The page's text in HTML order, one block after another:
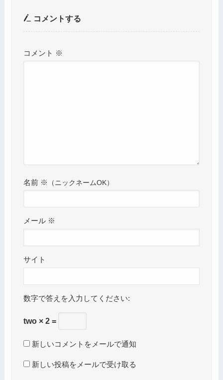
コメントする
コメント ※
名前 ※
メール ※
サイト
数字で答えを入力してください:
two × 2 =
新しいコメントをメールで通知
新しい投稿をメールで受け取る